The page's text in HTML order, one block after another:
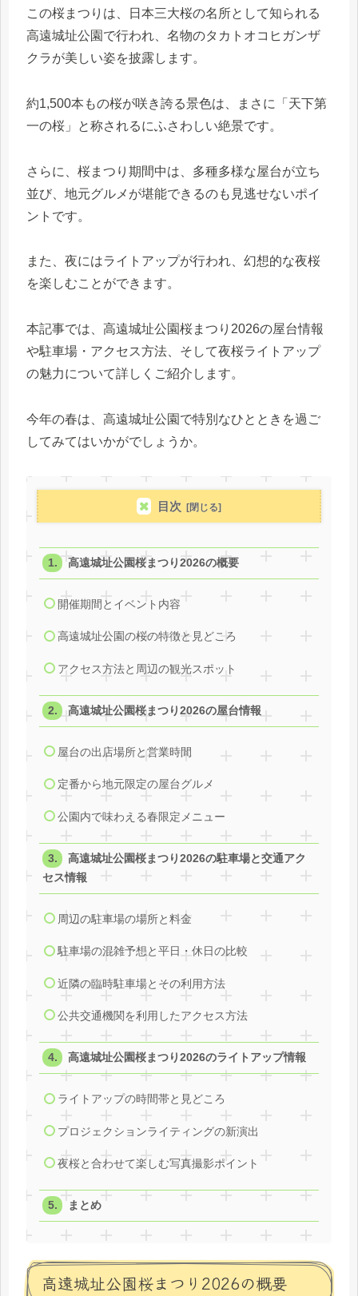
この桜まつりは、日本三大桜の名所として知られる
高遠城址公園で行われ、名物のタカトオコヒガンザ
クラが美しい姿を披露します。
約1,500本もの桜が咲き誇る景色は、まさに「天下第
一の桜」と称されるにふさわしい絶景です。
さらに、桜まつり期間中は、多種多様な屋台が立ち
並び、地元グルメが堪能できるのも見逃せないポイ
ントです。
また、夜にはライトアップが行われ、幻想的な夜桜
を楽しむことができます。
本記事では、高遠城址公園桜まつり2026の屋台情報
や駐車場・アクセス方法、そして夜桜ライトアップ
の魅力について詳しくご紹介します。
今年の春は、高遠城址公園で特別なひとときを過ご
してみてはいかがでしょうか。
目次
高遠城址公園桜まつり2026の概要
開催期間とイベント内容
高遠城址公園の桜の特徴と見どころ
アクセス方法と周辺の観光スポット
高遠城址公園桜まつり2026の屋台情報
屋台の出店場所と営業時間
定番から地元限定の屋台グルメ
公園内で味わえる春限定メニュー
高遠城址公園桜まつり2026の駐車場と交通アク
セス情報
周辺の駐車場の場所と料金
駐車場の混雑予想と平日・休日の比較
近隣の臨時駐車場とその利用方法
公共交通機関を利用したアクセス方法
高遠城址公園桜まつり2026のライトアップ情報
ライトアップの時間帯と見どころ
プロジェクションライティングの新演出
夜桜と合わせて楽しむ写真撮影ポイント
まとめ
高遠城址公園桜まつり2026の概要